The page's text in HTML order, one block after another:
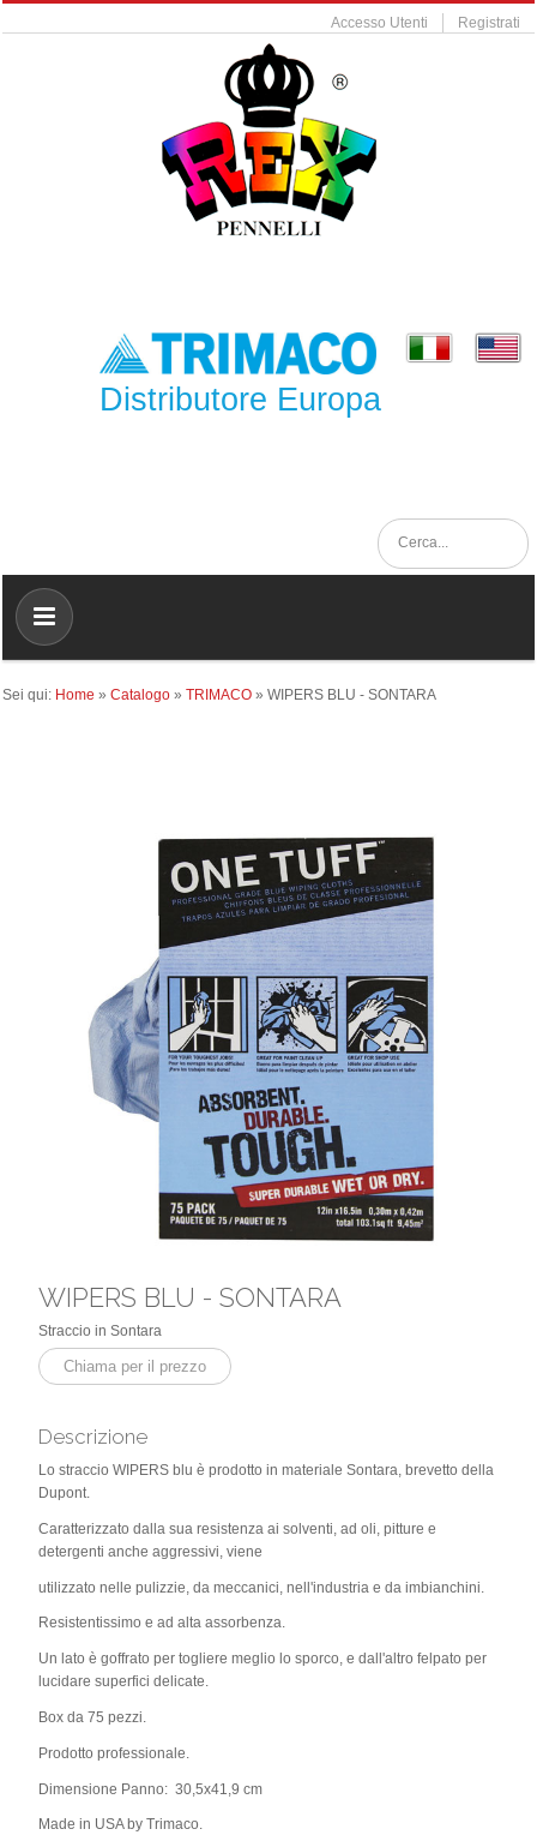
Accesso Utenti Registrati
Distributore Europa
Sei qui: Home » Catalogo » TRIMACO » WIPERS BLU - SONTARA
WIPERS BLU - SONTARA
Straccio in Sontara
Chiama per il prezzo
Descrizione
Lo straccio WIPERS blu è prodotto in materiale Sontara, brevetto della
Dupont.
Caratterizzato dalla sua resistenza ai solventi, ad oli, pitture e
detergenti anche aggressivi, viene
utilizzato nelle pulizzie, da meccanici, nell'industria e da imbianchini.
Resistentissimo e ad alta assorbenza.
Un lato è goffrato per togliere meglio lo sporco, e dall'altro felpato per
lucidare superfici delicate.
Box da 75 pezzi.
Prodotto professionale.
Dimensione Panno: 30,5x41,9 cm
Made in USA by Trimaco.